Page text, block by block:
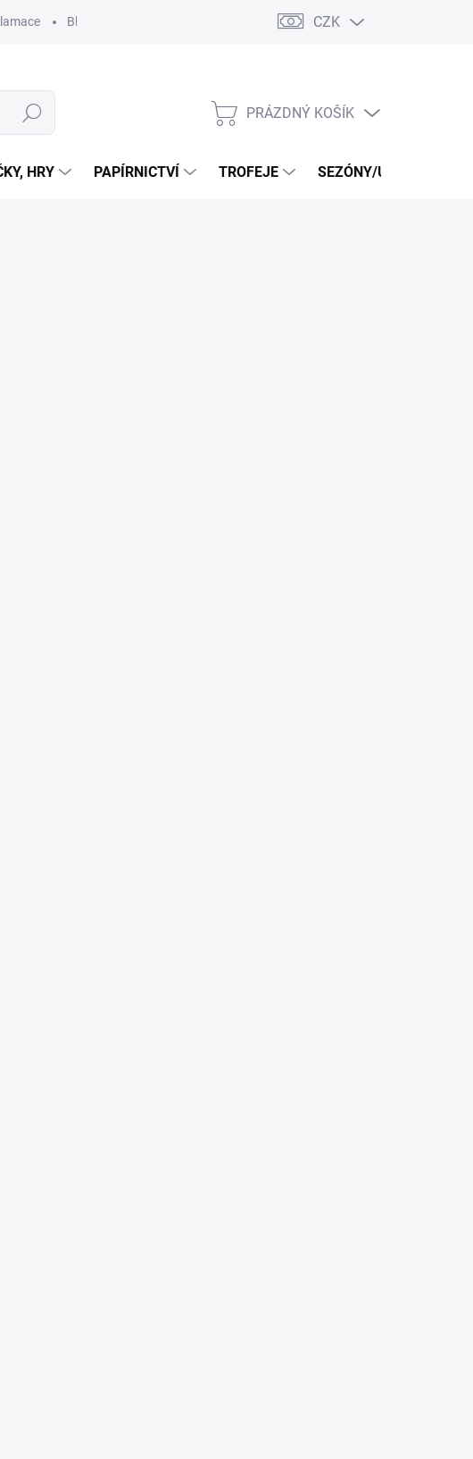
Blog CZK
Hledat
NÁKUPNÍ
PRÁZDNÝ KOŠÍK
HRY PAPÍRNICTVÍ TROFEJE SEZÓNY/UDÁLOSTI